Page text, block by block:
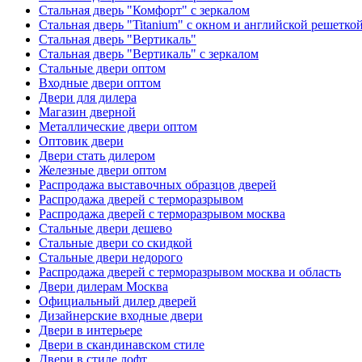
Стальная дверь "Комфорт" с зеркалом
Стальная дверь "Titanium" с окном и английской
Стальная дверь "Вертикаль"
Стальная дверь "Вертикаль" с зеркалом
Стальные двери оптом
Входные двери оптом
Двери для дилера
Магазин дверной
Металлические двери оптом
Оптовик двери
Двери стать дилером
Железные двери оптом
Распродажа выставочных образцов дверей
Распродажа дверей с терморазрывом
Распродажа дверей с терморазрывом москва
Стальные двери дешево
Стальные двери со скидкой
Стальные двери недорого
Распродажа дверей с терморазрывом москва и область
Двери дилерам Москва
Официальный дилер дверей
Дизайнерские входные двери
Двери в интерьере
Двери в скандинавском стиле
Двери в стиле лофт